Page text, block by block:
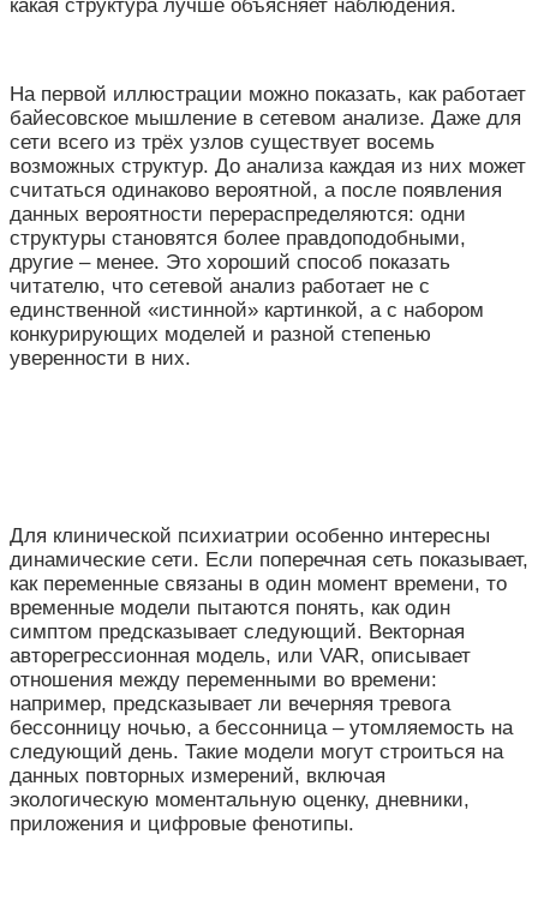
какая структура лучше объясняет наблюдения.
На первой иллюстрации можно показать, как работает
байесовское мышление в сетевом анализе. Даже для
сети всего из трёх узлов существует восемь
возможных структур. До анализа каждая из них может
считаться одинаково вероятной, а после появления
данных вероятности перераспределяются: одни
структуры становятся более правдоподобными,
другие – менее. Это хороший способ показать
читателю, что сетевой анализ работает не с
единственной «истинной» картинкой, а с набором
конкурирующих моделей и разной степенью
уверенности в них.
Для клинической психиатрии особенно интересны
динамические сети. Если поперечная сеть показывает,
как переменные связаны в один момент времени, то
временные модели пытаются понять, как один
симптом предсказывает следующий. Векторная
авторегрессионная модель, или VAR, описывает
отношения между переменными во времени:
например, предсказывает ли вечерняя тревога
бессонницу ночью, а бессонница – утомляемость на
следующий день. Такие модели могут строиться на
данных повторных измерений, включая
экологическую моментальную оценку, дневники,
приложения и цифровые фенотипы.